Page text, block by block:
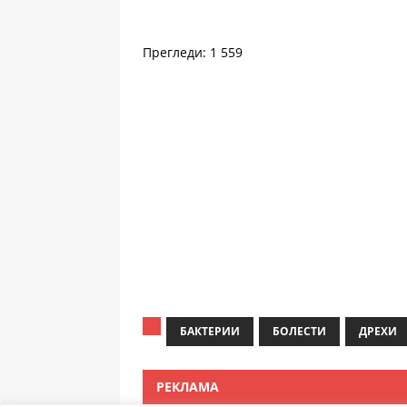
Прегледи: 1 559
БАКТЕРИИ БОЛЕСТИ ДРЕХИ
РЕКЛАМА